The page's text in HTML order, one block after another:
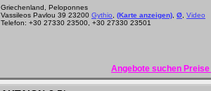
Griechenland, Peloponnes
Vassileos Pavlou 39 23200 Gythio (Karte anzeigen) Ø Video
Telefon: +30 27330 23500, +30 27330 23501
Angebote suchen